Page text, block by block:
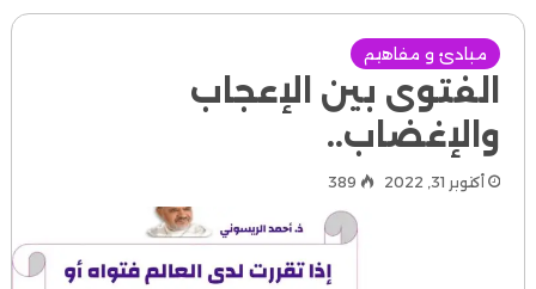
مبادئ و مفاهيم
الفتوى بين الإعجاب
والإغضاب..
أكتوبر 31, 2022 389